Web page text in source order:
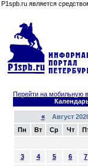
P1spb.ru является
Перейти на мобильную
«Август
Пн
Вт Ср Чт
3
4 5 6 7